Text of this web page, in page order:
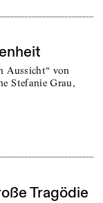
Aussicht“ von
Stefanie Grau,
Tragödie